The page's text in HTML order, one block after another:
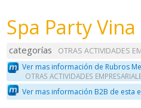
Spa Party Vina
categorías OTRAS ACTIVIDADES
Ver mas información de Rubros
OTRAS ACTIVIDADES
Ver mas información B2B de esta